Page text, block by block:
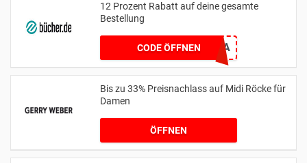
12 Prozent Rabatt auf deine gesamte
Bestellung
CODE ÖFFNEN
WELOVEMAMAPAPA
Bis zu 33% Preisnachlass auf Midi Röcke für
Damen
ÖFFNEN